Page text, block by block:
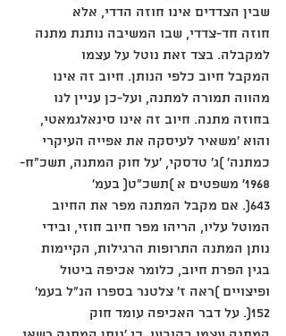
שבין הצדדים אינו חוזה הדדי, אלא
חוזה חד-צדדי, שבו המשיבה נותנת מתנה
למקבלה. בצד זאת נוטל על עצמו
המקבל חיוב כלפי הנותן. חיוב זה אינו
מהווה תמורה למתנה, ועל-כן עניין לנו
בחוזה מתנה. חיוב זה אינו סינאלגמאטי,
והוא 'משאיר לעיסקה את אפייה העיקרי
כמתנה' )ג' טדסקי, 'על חוק המתנה, תשכ"ח-
1968' משפטים א )תשכ"ט( בעמ'
643(. אם מקבל המתנה מפר את החיוב
המוטל עליו, הריהו מפר חיוב חוזי, ובידי
נותן המתנה התרופות הרגילות, הקיימות
בגין הפרת חיוב, כלומר אכיפה ביטול
ופיצויים )ראה ז' צלטנר בספרו הנ"ל בעמ'
152(. על דבר האכיפה עומד חוק